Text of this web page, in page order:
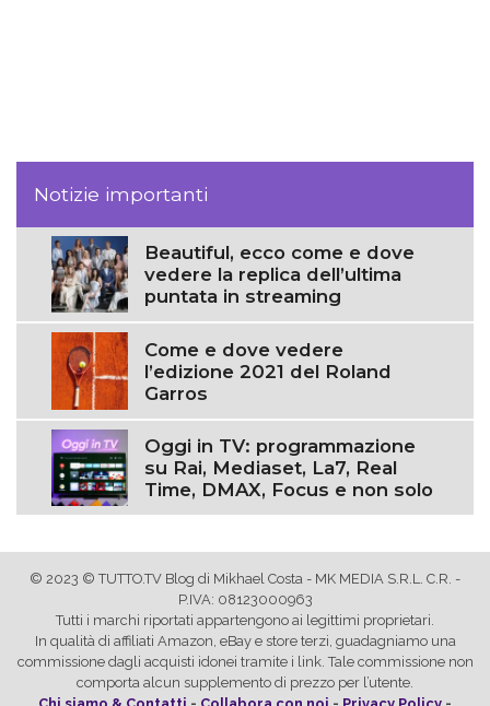
Notizie importanti
Beautiful, ecco come e dove
vedere la replica dell’ultima
puntata in streaming
Come e dove vedere
l’edizione 2021 del Roland
Garros
Oggi in TV: programmazione
su Rai, Mediaset, La7, Real
Time, DMAX, Focus e non solo
© 2023 © TUTTO.TV Blog di Mikhael Costa - MK MEDIA S.R.L. C.R. -
P.IVA: 08123000963
Tutti i marchi riportati appartengono ai legittimi proprietari.
In qualità di affiliati Amazon, eBay e store terzi, guadagniamo una
commissione dagli acquisti idonei tramite i link. Tale commissione non
comporta alcun supplemento di prezzo per l’utente.